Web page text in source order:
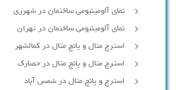
نمای آلومینیومی ساختمان در شهرری
نمای آلومینیومی ساختمان در تهران
استرچ متال و پانچ متال در کمالشهر
استرچ متال و پانچ متال در حصارك
استرچ و پانچ متال در شمس آباد